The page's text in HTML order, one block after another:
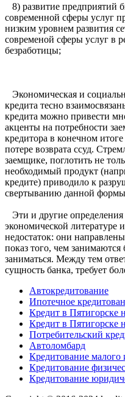
8) развитие предприятий
современной сферы услуг
низким уровнем развития
современой сферы услуг в
безработицы;
Экономическая и
кредита тесно
кредита можно привести
акценты на потребности
кредитора в конечном
потере возврата ссуд.
заемщике, поглотить не
необходимый продукт
кредите) приводило к
свертыванию данной
Эти и другие
экономической
недостаток: они
показ того, чем
заниматься. Между тем
сущность банка, требует
Автокредитование
Ипотечное
Кредит в Пятигорске
Кредит в Пятигорске
Потребительский
Автоломбард
Кредитование малого
Кредитование
Кредитование